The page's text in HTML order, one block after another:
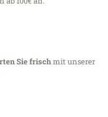
Sie frischmit unserer